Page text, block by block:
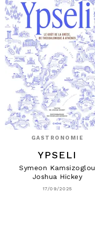
GASTRONOMIE
YPSELI
Symeon Kamsizoglou
Joshua Hickey
17/09/2025